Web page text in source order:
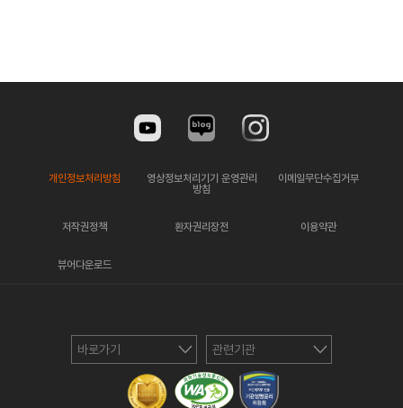
개인정보처리방침
영상정보처리기기 운영관리
방침
이메일무단수집거부
저작권정책 환자권리장전 이용약관
뷰어다운로드
바로가기 관련기관